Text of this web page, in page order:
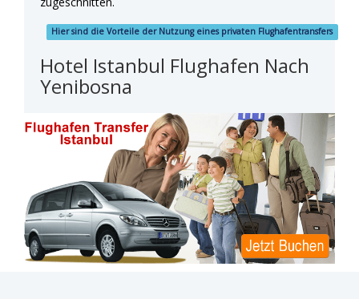
Hier sind die Vorteile der Nutzung eines privaten Flughafentransfers
Hotel Istanbul Flughafen Nach
Yenibosna